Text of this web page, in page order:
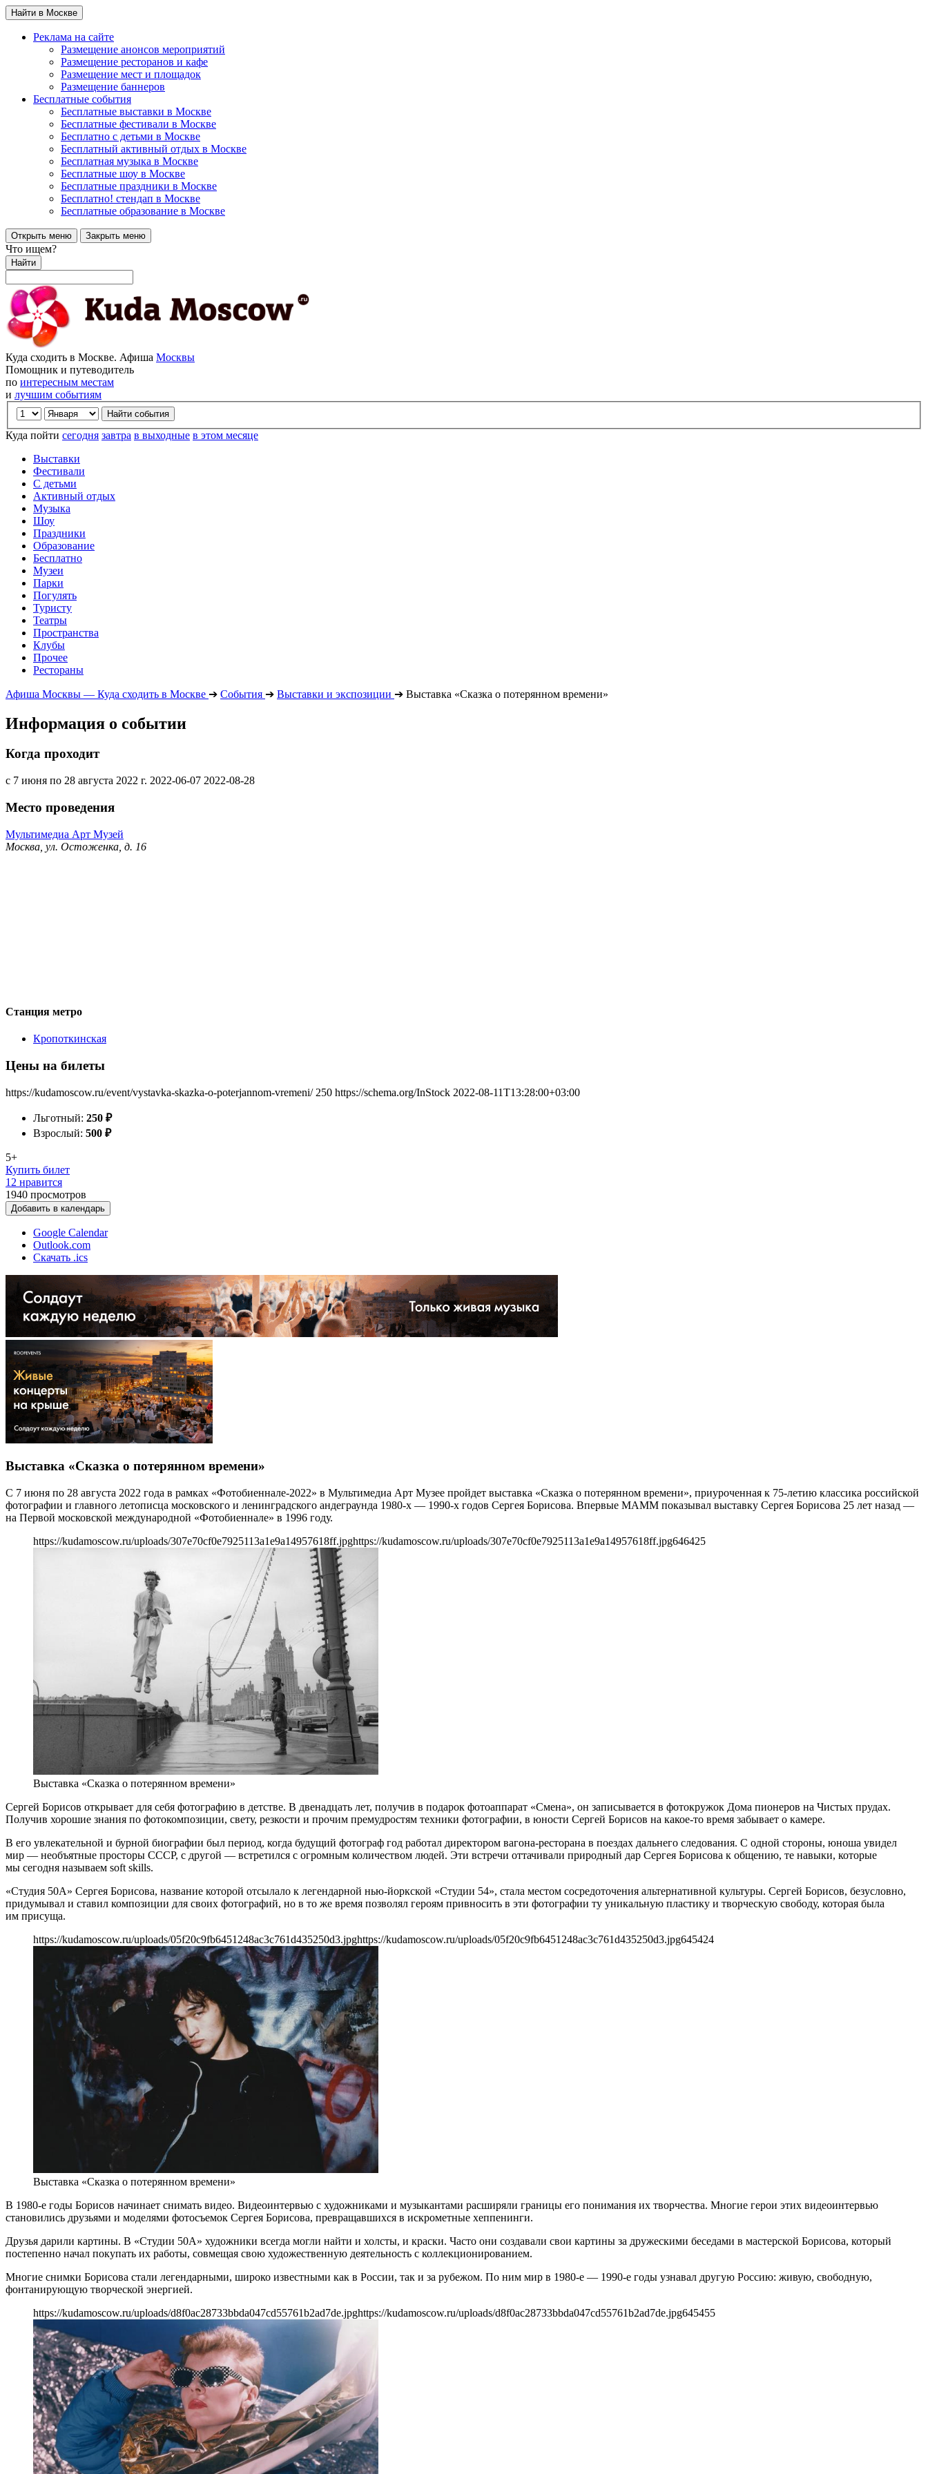
Найти в Москве
Реклама на сайте
Размещение анонсов мероприятий
Размещение ресторанов и кафе
Размещение мест и площадок
Размещение баннеров
Бесплатные события
Бесплатные выставки в Москве
Бесплатные фестивали в Москве
Бесплатно с детьми в Москве
Бесплатный активный отдых в Москве
Бесплатная музыка в Москве
Бесплатные шоу в Москве
Бесплатные праздники в Москве
Бесплатно! стендап в Москве
Бесплатные образование в Москве
Открыть меню Закрыть меню
Что ищем?
Найти
Куда сходить в Москве. Афиша Москвы
Помощник и путеводитель
по интересным местам
и лучшим событиям
Куда пойти сегодня завтра в выходные в этом месяце
Выставки
Фестивали
С детьми
Активный отдых
Музыка
Шоу
Праздники
Образование
Бесплатно
Музеи
Парки
Погулять
Туристу
Театры
Пространства
Клубы
Прочее
Рестораны
Афиша Москвы — Куда сходить в Москве ➔ События ➔ Выставки и экспозиции ➔ Выставка «Сказка о потерянном времени»
Информация о событии
Когда проходит
с 7 июня по 28 августа 2022 г. 2022-06-07 2022-08-28
Место проведения
Мультимедиа Арт Музей
Москва, ул. Остоженка, д. 16
Станция метро
Кропоткинская
Цены на билеты
https://kudamoscow.ru/event/vystavka-skazka-o-poterjannom-vremeni/ 250 https://schema.org/InStock 2022-08-11T13:28:00+03:00
Льготный: 250 ₽
Взрослый: 500 ₽
5+
Купить билет
12 нравится
1940 просмотров
Добавить в календарь
Google Calendar
Outlook.com
Скачать .ics
Выставка «Сказка о потерянном времени»
С 7 июня по 28 августа 2022 года в рамках «Фотобиеннале-2022» в Мультимедиа Арт Музее пройдет выставка «Сказка о потерянном времени», приуроченная к 75-летию классика российской
фотографии и главного летописца московского и ленинградского андеграунда 1980-х — 1990-х годов Сергея Борисова. Впервые МАММ показывал выставку Сергея Борисова 25 лет назад —
на Первой московской международной «Фотобиеннале» в 1996 году.
https://kudamoscow.ru/uploads/307e70cf0e7925113a1e9a14957618ff.jpghttps://kudamoscow.ru/uploads/307e70cf0e7925113a1e9a14957618ff.jpg646425
Выставка «Сказка о потерянном времени»
Сергей Борисов открывает для себя фотографию в детстве. В двенадцать лет, получив в подарок фотоаппарат «Смена», он записывается в фотокружок Дома пионеров на Чистых прудах.
Получив хорошие знания по фотокомпозиции, свету, резкости и прочим премудростям техники фотографии, в юности Сергей Борисов на какое-то время забывает о камере.
В его увлекательной и бурной биографии был период, когда будущий фотограф год работал директором вагона-ресторана в поездах дальнего следования. С одной стороны, юноша увидел
мир — необъятные просторы СССР, с другой — встретился с огромным количеством людей. Эти встречи оттачивали природный дар Сергея Борисова к общению, те навыки, которые
мы сегодня называем soft skills.
«Студия 50А» Сергея Борисова, название которой отсылало к легендарной нью-йоркской «Студии 54», стала местом сосредоточения альтернативной культуры. Сергей Борисов, безусловно,
придумывал и ставил композиции для своих фотографий, но в то же время позволял героям привносить в эти фотографии ту уникальную пластику и творческую свободу, которая была
им присуща.
https://kudamoscow.ru/uploads/05f20c9fb6451248ac3c761d435250d3.jpghttps://kudamoscow.ru/uploads/05f20c9fb6451248ac3c761d435250d3.jpg645424
Выставка «Сказка о потерянном времени»
В 1980-е годы Борисов начинает снимать видео. Видеоинтервью с художниками и музыкантами расширяли границы его понимания их творчества. Многие герои этих видеоинтервью
становились друзьями и моделями фотосъемок Сергея Борисова, превращавшихся в искрометные хеппенинги.
Друзья дарили картины. В «Студии 50А» художники всегда могли найти и холсты, и краски. Часто они создавали свои картины за дружескими беседами в мастерской Борисова, который
постепенно начал покупать их работы, совмещая свою художественную деятельность с коллекционированием.
Многие снимки Борисова стали легендарными, широко известными как в России, так и за рубежом. По ним мир в 1980-е — 1990-е годы узнавал другую Россию: живую, свободную,
фонтанирующую творческой энергией.
https://kudamoscow.ru/uploads/d8f0ac28733bbda047cd55761b2ad7de.jpghttps://kudamoscow.ru/uploads/d8f0ac28733bbda047cd55761b2ad7de.jpg645455